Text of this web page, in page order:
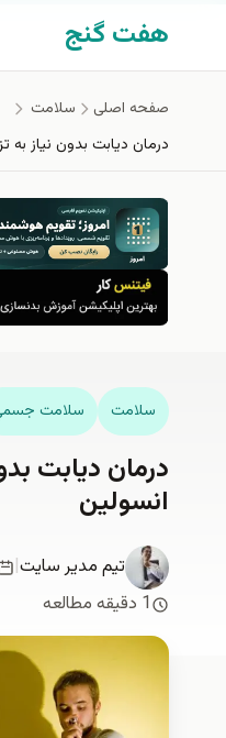
رفتن به محتوای اصلی
هفت گنج
صفحه اصلی
سلامت
درمان دیابت بدون نیاز به
سلامت سلامت
درمان دیابت
انسولین
تیم مدیر سایت|
1 دقیقه مطالعه